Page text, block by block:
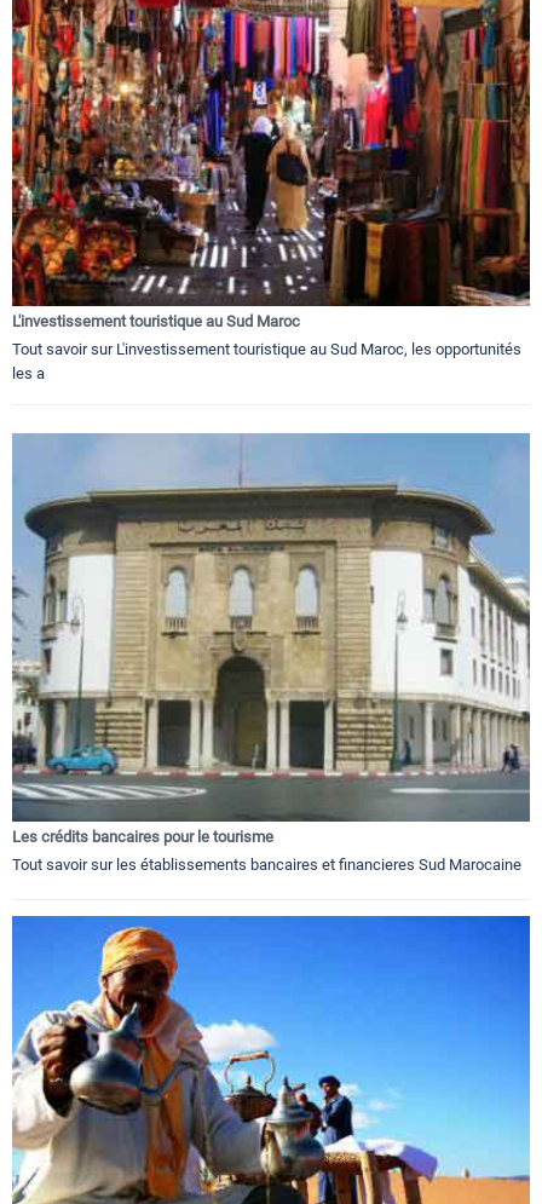
L'investissement touristique au Sud Maroc
Tout savoir sur L'investissement touristique au Sud Maroc, les opportunités
les a
Les crédits bancaires pour le tourisme
Tout savoir sur les établissements bancaires et financieres Sud Marocaine